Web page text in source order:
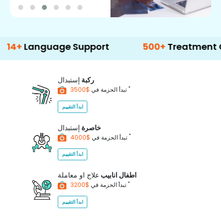
Support 500+ Treatment Options
ركبة إستبدال
تبدأ الحزمة في *
ابدأ التقييم
خاصرة إستبدال
تبدأ الحزمة في *
ابدأ التقييم
اطفال انابيب علاج او معاملة
تبدأ الحزمة في *
ابدأ التقييم